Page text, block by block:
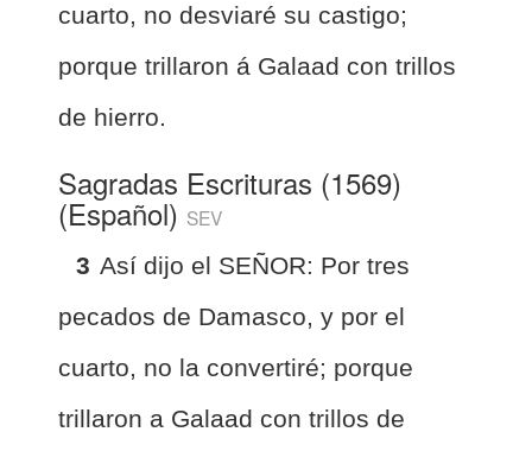
cuarto, no desviaré su castigo;
porque trillaron á Galaad con trillos
de hierro.
Sagradas Escrituras (1569)
(Español) SEV
3 Así dijo el SEÑOR: Por tres
pecados de Damasco, y por el
cuarto, no la convertiré; porque
trillaron a Galaad con trillos de